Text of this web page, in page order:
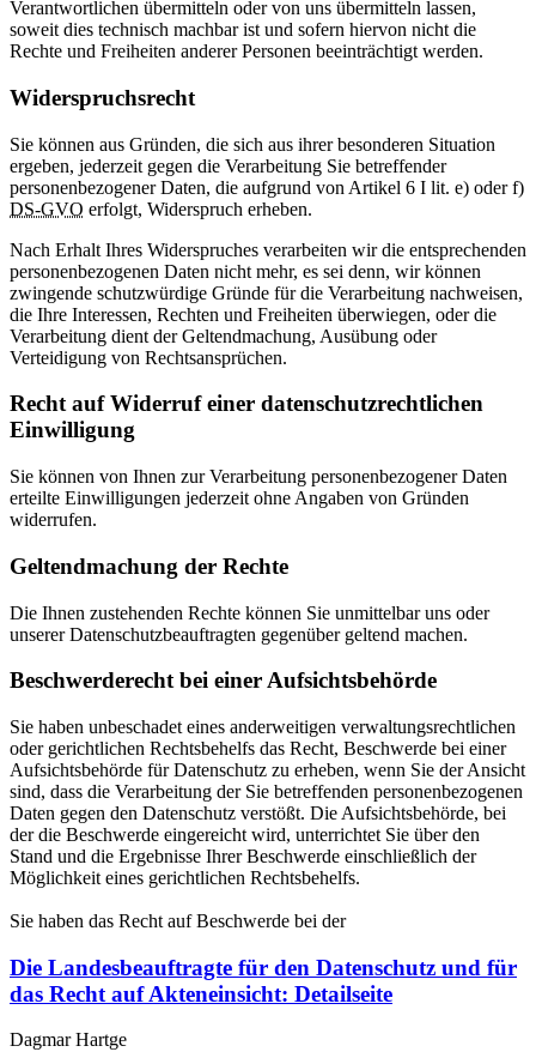
Verantwortlichen übermitteln oder von uns übermitteln lassen,
soweit dies technisch machbar ist und sofern hiervon nicht die
Rechte und Freiheiten anderer Personen beeinträchtigt werden.
Widerspruchsrecht
Sie können aus Gründen, die sich aus ihrer besonderen Situation
ergeben, jederzeit gegen die Verarbeitung Sie betreffender
personenbezogener Daten, die aufgrund von Artikel 6 I lit. e) oder f)
DS-GVO erfolgt, Widerspruch erheben.
Nach Erhalt Ihres Widerspruches verarbeiten wir die entsprechenden
personenbezogenen Daten nicht mehr, es sei denn, wir können
zwingende schutzwürdige Gründe für die Verarbeitung nachweisen,
die Ihre Interessen, Rechten und Freiheiten überwiegen, oder die
Verarbeitung dient der Geltendmachung, Ausübung oder
Verteidigung von Rechtsansprüchen.
Recht auf Widerruf einer datenschutzrechtlichen
Einwilligung
Sie können von Ihnen zur Verarbeitung personenbezogener Daten
erteilte Einwilligungen jederzeit ohne Angaben von Gründen
widerrufen.
Geltendmachung der Rechte
Die Ihnen zustehenden Rechte können Sie unmittelbar uns oder
unserer Datenschutzbeauftragten gegenüber geltend machen.
Beschwerderecht bei einer Aufsichtsbehörde
Sie haben unbeschadet eines anderweitigen verwaltungsrechtlichen
oder gerichtlichen Rechtsbehelfs das Recht, Beschwerde bei einer
Aufsichtsbehörde für Datenschutz zu erheben, wenn Sie der Ansicht
sind, dass die Verarbeitung der Sie betreffenden personenbezogenen
Daten gegen den Datenschutz verstößt. Die Aufsichtsbehörde, bei
der die Beschwerde eingereicht wird, unterrichtet Sie über den
Stand und die Ergebnisse Ihrer Beschwerde einschließlich der
Möglichkeit eines gerichtlichen Rechtsbehelfs.
Sie haben das Recht auf Beschwerde bei der
Die Landesbeauftragte für den Datenschutz und für
das Recht auf Akteneinsicht: Detailseite
Dagmar Hartge